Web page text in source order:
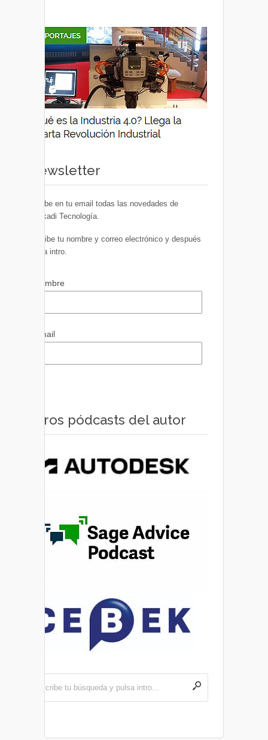
Newsletter
Recibe en tu email todas las novedades de
Euskadi Tecnología.
Escribe tu nombre y correo electrónico y después
pulsa intro.
Nombre
Email
Otros pódcasts del autor